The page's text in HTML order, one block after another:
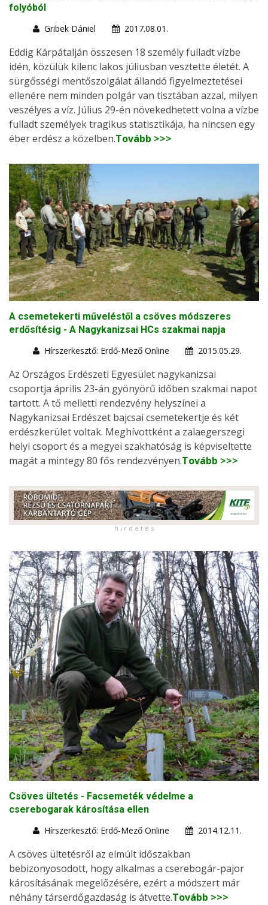
folyóból
Gribek Dániel
2017.08.01.
Eddig Kárpátalján összesen 18 személy fulladt vízbe
idén, közülük kilenc lakos júliusban vesztette életét. A
sürgősségi mentőszolgálat állandó figyelmeztetései
ellenére nem minden polgár van tisztában azzal, milyen
veszélyes a víz. Július 29-én növekedhetett volna a vízbe
fulladt személyek tragikus statisztikája, ha nincsen egy
éber erdész a közelben.Tovább >>>
A csemetekerti műveléstől a csöves módszeres
erdősítésig - A Nagykanizsai HCs szakmai napja
Hírszerkesztő: Erdő-Mező Online
2015.05.29.
Az Országos Erdészeti Egyesület nagykanizsai
csoportja április 23-án gyönyörű időben szakmai napot
tartott. A tő melletti rendezvény helyszínei a
Nagykanizsai Erdészet bajcsai csemetekertje és két
erdészkerület voltak. Meghívottként a zalaegerszegi
helyi csoport és a megyei szakhatóság is képviseltette
magát a mintegy 80 fős rendezvényen.Tovább >>>
h i r d e t é s
Csöves ültetés - Facsemeték védelme a
cserebogarak károsítása ellen
Hírszerkesztő: Erdő-Mező Online
2014.12.11.
A csöves ültetésről az elmúlt időszakban
bebizonyosodott, hogy alkalmas a cserebogár-pajor
károsításának megelőzésére, ezért a módszert már
néhány társerdőgazdaság is átvette.Tovább >>>